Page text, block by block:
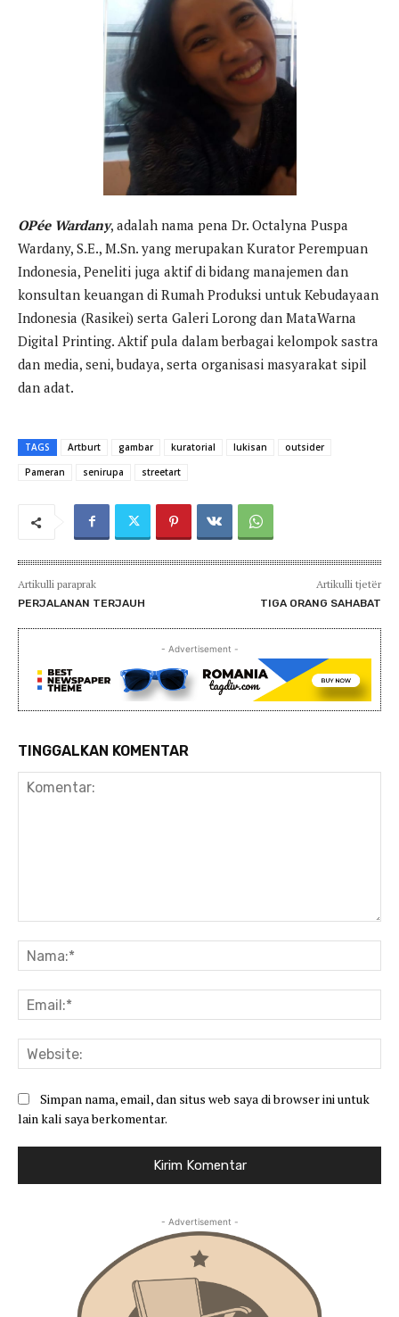
OPée Wardany, adalah nama pena Dr. Octalyna Puspa
Wardany, S.E., M.Sn. yang merupakan Kurator Perempuan
Indonesia, Peneliti juga aktif di bidang manajemen dan
konsultan keuangan di Rumah Produksi untuk Kebudayaan
Indonesia (Rasikei) serta Galeri Lorong dan MataWarna
Digital Printing. Aktif pula dalam berbagai kelompok sastra
dan media, seni, budaya, serta organisasi masyarakat sipil
dan adat.
TAGS Artburt gambar kuratorial lukisan
outsider
Pameran
senirupa streetart
Artikulli paraprak
PERJALANAN TERJAUH
Artikulli tjetër
TIGA ORANG SAHABAT
- Advertisement -
TINGGALKAN KOMENTAR
Simpan nama, email, dan situs web saya di browser ini untuk
lain kali saya berkomentar.
- Advertisement -